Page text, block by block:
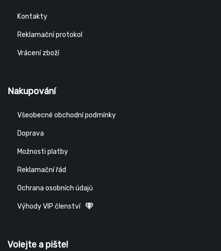
Kontakty
Reklamační protokol
Vrácení zboží
Nakupování
Všeobecné obchodní podmínky
Doprava
Možnosti platby
Reklamační řád
Ochrana osobních údajů
Výhody VIP členství
Volejte a pište!